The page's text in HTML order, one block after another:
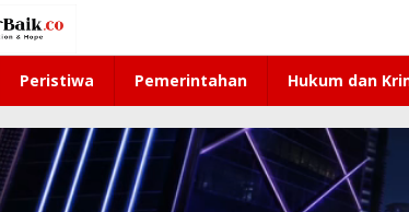
Peristiwa Pemerintahan Hukum dan